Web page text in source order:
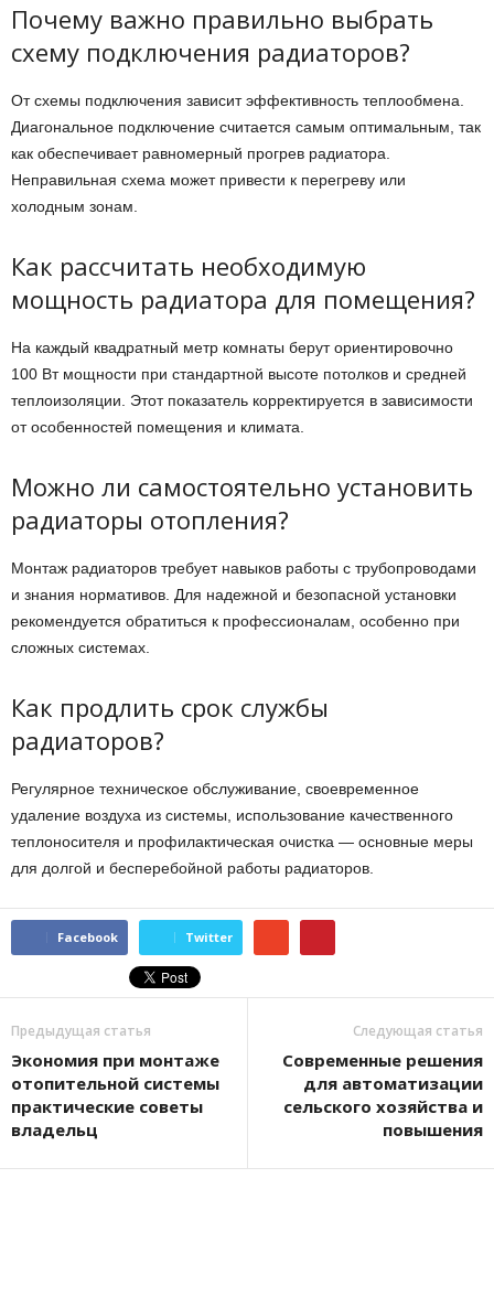
Почему важно правильно выбрать
схему подключения радиаторов?
От схемы подключения зависит эффективность теплообмена.
Диагональное подключение считается самым оптимальным, так
как обеспечивает равномерный прогрев радиатора.
Неправильная схема может привести к перегреву или
холодным зонам.
Как рассчитать необходимую
мощность радиатора для помещения?
На каждый квадратный метр комнаты берут ориентировочно
100 Вт мощности при стандартной высоте потолков и средней
теплоизоляции. Этот показатель корректируется в зависимости
от особенностей помещения и климата.
Можно ли самостоятельно установить
радиаторы отопления?
Монтаж радиаторов требует навыков работы с трубопроводами
и знания нормативов. Для надежной и безопасной установки
рекомендуется обратиться к профессионалам, особенно при
сложных системах.
Как продлить срок службы
радиаторов?
Регулярное техническое обслуживание, своевременное
удаление воздуха из системы, использование качественного
теплоносителя и профилактическая очистка — основные меры
для долгой и бесперебойной работы радиаторов.
Facebook Twitter
Предыдущая статья
Экономия при монтаже
отопительной системы
практические советы
владельц
Следующая статья
Современные решения
для автоматизации
сельского хозяйства и
повышения